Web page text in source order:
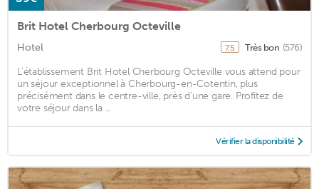
Brit Hotel Cherbourg Octeville
Hotel 7,5 Très bon (576)
L'établissement Brit Hotel Cherbourg Octeville vous attend pour
un séjour exceptionnel à Cherbourg-en-Cotentin, plus
précisément dans le centre-ville, près d'une gare. Profitez de
votre séjour dans la ...
Vérifier la disponibilité